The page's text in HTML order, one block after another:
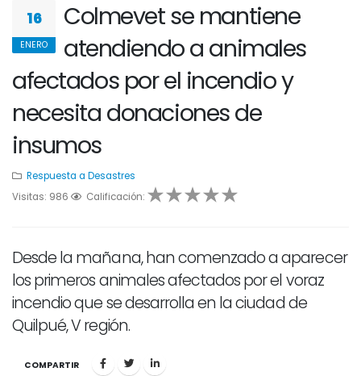
16
ENERO
Colmevet se mantiene
atendiendo a animales
afectados por el incendio y
necesita donaciones de
insumos
Respuesta a Desastres
Visitas: 986
Calificación:
1 2 3 4 5
Desde la mañana, han comenzado a aparecer
los primeros animales afectados por el voraz
incendio que se desarrolla en la ciudad de
Quilpué, V región.
COMPARTIR